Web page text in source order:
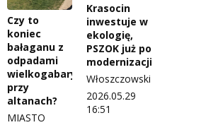
Weekend z blondynką
W starych Kielcach
Wszystko w temacie
Polityka prywatności
ZNAJDZIESZ NAS TAKŻE NA
Czy to
koniec
bałaganu z
odpadami
wielkogabarytowymi
przy
altanach?
MIASTO
Krasocin
inwestuje w
ekologię,
PSZOK już po
modernizacji
Włoszczowski
2026.05.29
16:51